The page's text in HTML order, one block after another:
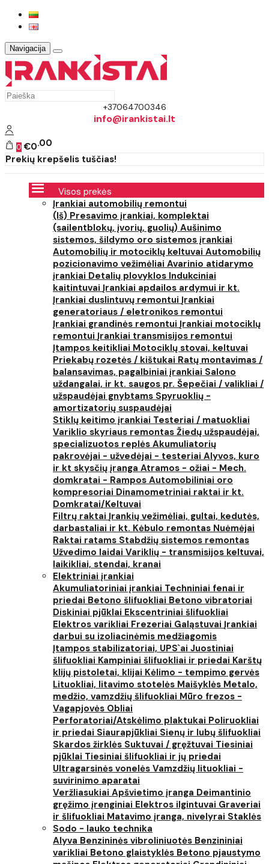
Navigacija
+37064700346
info@irankistai.lt
0 €0 00
Prekių krepšelis tuščias!
Visos prekės
Įrankiai automobilių remontui
(Iš) Presavimo įrankiai, komplektai
(sailentblokų, įvorių, guolių) Aušinimo
sistemos, šildymo oro sistemos įrankiai
Automobilių ir motociklų keltuvai Automobilių
pozicionavimo vežimėliai Avarinio atidarymo
įrankiai Detalių plovyklos Indukciniai
kaitintuvai Įrankiai apdailos ardymui ir kt.
Įrankiai duslintuvų remontui Įrankiai
generatoriaus / eletronikos remontui
Įrankiai grandinės remontui Įrankiai motociklų
remontui Įrankiai transmisijos remontui
Įtampos keitikliai Motociklų stovai, keltuvai
Priekabų rozetės / kištukai Ratų montavimas /
balansavimas, pagalbiniai įrankiai Salono
uždangalai, ir kt. saugos pr. Šepečiai / valikliai /
užspaudėjai gnybtams Spyruoklių -
amortizatorių suspaudėjai
Stiklų keitimo įrankiai Testeriai / matuokliai
Variklio skyriaus remontas Žiedų užspaudėjai,
specializuotos replės Akumuliatorių
pakrovėjai - užvedėjai - testeriai Alyvos, kuro
ir kt skysčių įranga Atramos - ožiai - Mech.
domkratai - Rampos Automobiliniai oro
kompresoriai Dinamometriniai raktai ir kt.
Domkratai/Keltuvai
Filtrų raktai Įrankių vežimėliai, gultai, kedutės,
darbastaliai ir kt. Kėbulo remontas Nuėmėjai
Raktai ratams Stabdžių sistemos remontas
Užvedimo laidai Variklių - transmisijos keltuvai,
laikikliai, stendai, kranai
Elektriniai įrankiai
Akumuliatoriniai įrankiai Techniniai fenai ir
priedai Betono šlifuokliai Betono vibratoriai
Diskiniai pjūklai Ekscentriniai šlifuokliai
Elektros varikliai Frezeriai Galąstuvai Įrankiai
darbui su izoliacinėmis medžiagomis
Įtampos stabilizatoriai, UPS`ai Juostiniai
šlifuokliai Kampiniai šlifuokliai ir priedai Karštų
klijų pistoletai, klijai Kėlimo - tempimo gervės
Lituokliai, litavimo stotelės Maišyklės Metalo,
medžio, vamzdžių šlifuokliai Mūro frezos -
Vagapjovės Obliai
Perforatoriai/Atskėlimo plaktukai Poliruokliai
ir priedai Siaurapjūkliai Sienų ir lubų šlifuokliai
Skardos žirklės Suktuvai / gręžtuvai Tiesiniai
pjūklai Tiesiniai šlifuokliai ir jų priedai
Ultragarsinės vonelės Vamzdžių lituokliai -
suvirinimo aparatai
Veržliasukiai Apšvietimo įranga Deimantinio
gręžimo įrenginiai Elektros ilgintuvai Graveriai
ir šlifuokliai Matavimo įranga, nivelyrai Staklės
Sodo - lauko technika
Alyva Benzininės vibroliniuotės Benzininiai
varikliai Betono glaistyklės Betono pjaustymo